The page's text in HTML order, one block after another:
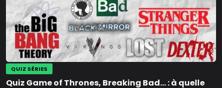
QUIZ SÉRIES
Quiz Game of Thrones, Breaking Bad… : à quelle